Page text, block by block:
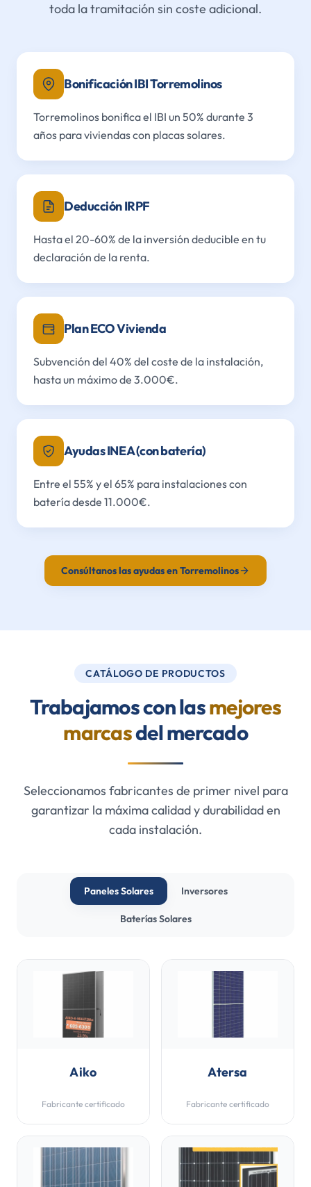
toda la tramitación sin coste adicional.
Bonificación IBI Torremolinos
Torremolinos bonifica el IBI un 50% durante 3
años para viviendas con placas solares.
Deducción IRPF
Hasta el 20-60% de la inversión deducible en tu
declaración de la renta.
Plan ECO Vivienda
Subvención del 40% del coste de la instalación,
hasta un máximo de 3.000€.
Ayudas INEA (con batería)
Entre el 55% y el 65% para instalaciones con
batería desde 11.000€.
Consúltanos las ayudas en Torremolinos
CATÁLOGO DE PRODUCTOS
Trabajamos con lasmejores
marcasdel mercado
Seleccionamos fabricantes de primer nivel para
garantizar la máxima calidad y durabilidad en
cada instalación.
Paneles Solares Inversores
Baterías Solares
Aiko
Fabricante certificado
Atersa
Fabricante certificado